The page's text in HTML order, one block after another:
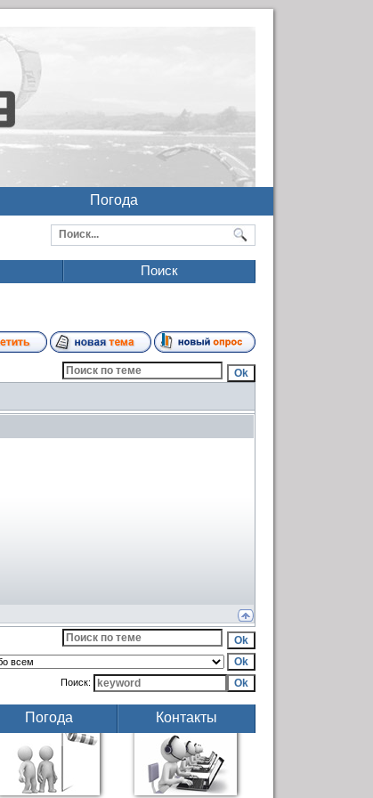
Погода
Поиск
Поиск:
Погода Контакты